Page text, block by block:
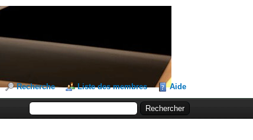
Recherche Liste des membres Aide